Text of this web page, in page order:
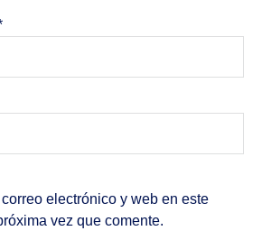
electrónico y web en este
vez que comente.